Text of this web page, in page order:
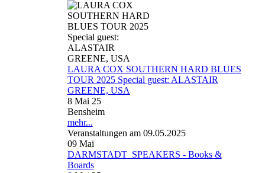
LAURA COX SOUTHERN HARD BLUES
TOUR 2025 Special guest: ALASTAIR
GREENE, USA
8 Mai 25
Bensheim
mehr...
Veranstaltungen am 09.05.2025
09 Mai
DARMSTADT_SPEAKERS - Books &
Boards